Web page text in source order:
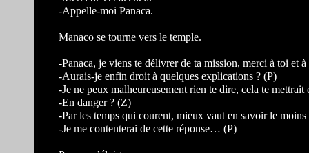
-Appelle-moi Panaca.
Manaco se tourne vers le temple.
-Panaca, je viens te délivrer de ta mission, merci à toi et
-Aurais-je enfin droit à quelques explications ? (P)
-Je ne peux malheureusement rien te dire, cela te mettrait
-En danger ? (Z)
-Par les temps qui courent, mieux vaut en savoir le
-Je me contenterai de cette réponse… (P)